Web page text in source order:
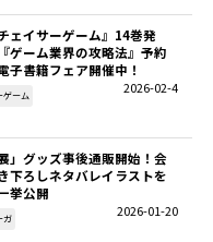
ェイサーゲーム』14巻発
ゲーム業界の攻略法』予約
子書籍フェア開催中！
2026-02-4
ゲーム
」グッズ事後通販開始！会
下ろしネタバレイラストを
挙公開
2026-01-20
ガ